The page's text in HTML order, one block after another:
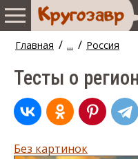
Главная / ... / Россия
Тесты о
Без картинок